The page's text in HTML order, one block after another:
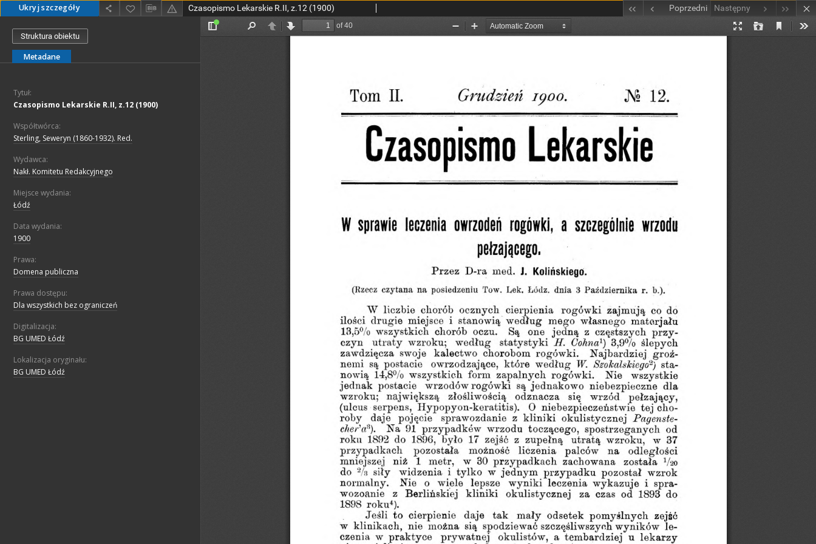
Ukryj szczegóły Czasopismo Lekarskie R.II, z.12 (1900) Poprzedni Następny
Struktura obiektu
Metadane
Tytuł:
Czasopismo Lekarskie R.II, z.12 (1900)
Współtwórca:
Sterling, Seweryn (1860-1932). Red.
Wydawca:
Nakł. Komitetu Redakcyjnego
Miejsce wydania:
Łódź
Data wydania:
1900
Prawa:
Domena publiczna
Prawa dostępu:
Dla wszystkich bez ograniczeń
Digitalizacja:
BG UMED Łódź
Lokalizacja oryginału:
BG UMED Łódź